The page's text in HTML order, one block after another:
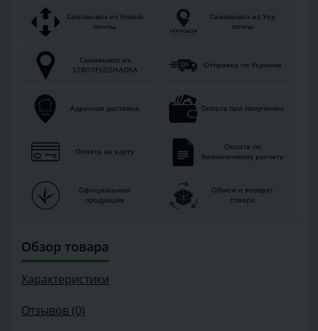
Самовывоз из Новой
почты
Самовывоз из Укр
почты
Самовывоз из
STROYPLOSHADKA
Отправка по Украине
Адресная доставка Оплата при получении
Оплата на карту
Оплата по
безналичному расчету
Официальная
продукция
Обмен и возврат
товара
Обзор товара
Характеристики
Отзывов (0)